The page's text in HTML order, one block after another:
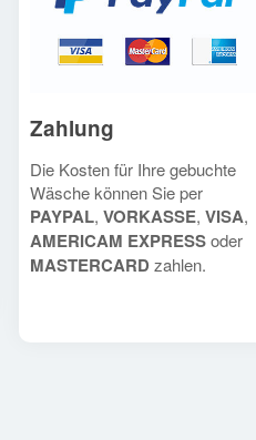
Zahlung
Die Kosten für Ihre gebuchte
Wäsche können Sie per
PAYPAL, VORKASSE, VISA,
AMERICAM EXPRESSoder
MASTERCARDzahlen.